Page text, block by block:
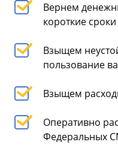
Вернем
короткие сроки
Взыщем
пользование
Взыщем
Оперативно
Федеральных